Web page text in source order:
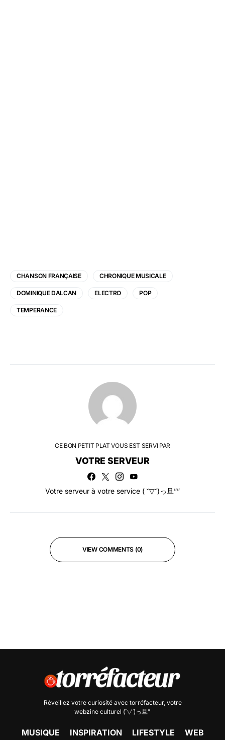
CHANSON FRANÇAISE CHRONIQUE MUSICALE
DOMINIQUE DALCAN ELECTRO POP
TEMPERANCE
CE BON PETIT PLAT VOUS EST SERVI PAR
VOTRE SERVEUR
Votre serveur à votre service ( ˘▽˘)っ旦””
VIEW COMMENTS (0)
Réveillez votre curiosité avec torréfacteur, votre
webzine culturel (˘▽˘)っ旦"
MUSIQUE INSPIRATION LIFESTYLE WEB